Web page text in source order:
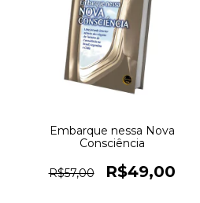
Embarque nessa Nova
Consciência
R$57,00 R$49,00